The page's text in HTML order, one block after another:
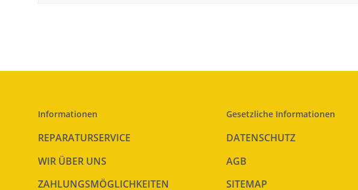
Informationen
REPARATURSERVICE
WIR ÜBER UNS
ZAHLUNGSMÖGLICHKEITEN
Gesetzliche Informationen
DATENSCHUTZ
AGB
SITEMAP